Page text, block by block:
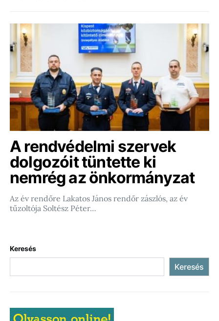
A rendvédelmi szervek
dolgozóit tüntette ki
nemrég az önkormányzat
Az év rendőre Lakatos János rendőr zászlós, az év
tűzoltója Soltész Péter…
Keresés
Keresés